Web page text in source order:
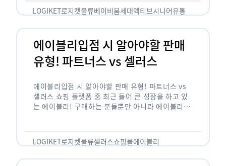
오고 있습니다. 하지만 사회가 늙어가는 …
LOGIKET로지켓물류베이비붐세대액티브시니어유통
에이블리입점 시 알아야할 판매
유형! 파트너스 vs 셀러스
에이블리입점 시 알아야할 판매 유형! 파트너스 vs
셀러스 쇼핑 플랫폼 중 최근 들어 큰 성장을 하고 있
는 에이블리! 구매하는 분들뿐만 아니라 에이블리에
LOGIKET로지켓물류셀러스쇼핑몰에이블리